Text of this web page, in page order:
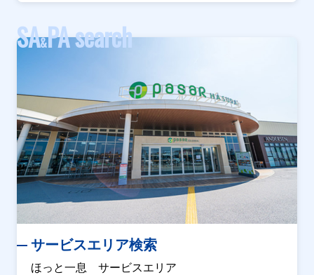
SA&PA search
サービスエリア検索
ほっと一息 サービスエリア